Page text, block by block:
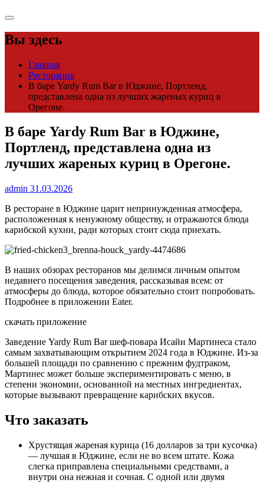
Вы здесь
Главная
Ресторация
В баре Yardy Rum Bar в Юджине, Портленд,
представлена одна из лучших жареных куриц в
Орегоне.
В баре Yardy Rum Bar в Юджине,
Портленд, представлена одна из
лучших жареных куриц в Орегоне.
admin 31.03.2026
В ресторане в Юджине царит непринужденная атмосфера,
расположенная к ненужному обществу, и отражаются блюда
карибской кухни, ради которых стоит сюда приехать.
В наших обзорах ресторанов мы делимся личным опытом
недавнего посещения заведения, рассказывая всем: от
атмосферы до блюда, которое обязательно стоит попробовать.
Подробнее в приложении Eater.
скачать приложение
Заведение Yardy Rum Bar шеф-повара Исайи Мартинеса стало
самым захватывающим открытием 2024 года в Юджине. Из-за
большей площади по сравнению с прежним фудтраком,
Мартинес может больше экспериментировать с меню, в
степени экономии, основанной на местных ингредиентах,
которые вызывают превращение карибских вкусов.
Что заказать
Хрустящая жареная курица (16 долларов за три кусочка)
— лучшая в Юджине, если не во всем штате. Кожа
слегка приправлена специальными средствами, а
внутри она нежная и сочная. С одной или двумя